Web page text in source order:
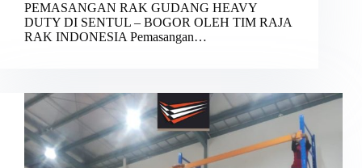
PEMASANGAN RAK GUDANG HEAVY
DUTY DI SENTUL – BOGOR OLEH TIM RAJA
RAK INDONESIA Pemasangan…